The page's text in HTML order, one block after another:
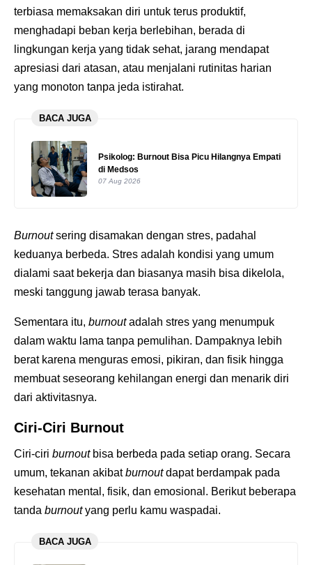
terbiasa memaksakan diri untuk terus produktif,
menghadapi beban kerja berlebihan, berada di
lingkungan kerja yang tidak sehat, jarang mendapat
apresiasi dari atasan, atau menjalani rutinitas harian
yang monoton tanpa jeda istirahat.
BACA JUGA
Psikolog: Burnout Bisa Picu Hilangnya Empati
di Medsos
07 Aug 2026
Burnoutsering disamakan dengan stres, padahal
keduanya berbeda. Stres adalah kondisi yang umum
dialami saat bekerja dan biasanya masih bisa dikelola,
meski tanggung jawab terasa banyak.
Sementara itu, burnoutadalah stres yang menumpuk
dalam waktu lama tanpa pemulihan. Dampaknya lebih
berat karena menguras emosi, pikiran, dan fisik hingga
membuat seseorang kehilangan energi dan menarik diri
dari aktivitasnya.
Ciri-Ciri Burnout
Ciri-ciri burnoutbisa berbeda pada setiap orang. Secara
umum, tekanan akibatburnoutdapat berdampak pada
kesehatan mental, fisik, dan emosional. Berikut beberapa
tanda burnoutyang perlu kamu waspadai.
BACA JUGA